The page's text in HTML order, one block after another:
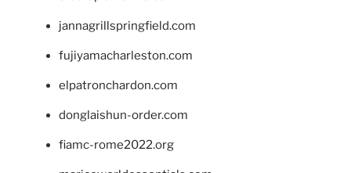
jannagrillspringfield.com
fujiyamacharleston.com
elpatronchardon.com
donglaishun-order.com
fiamc-rome2022.org